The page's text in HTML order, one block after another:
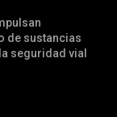
de sustancias
seguridad vial